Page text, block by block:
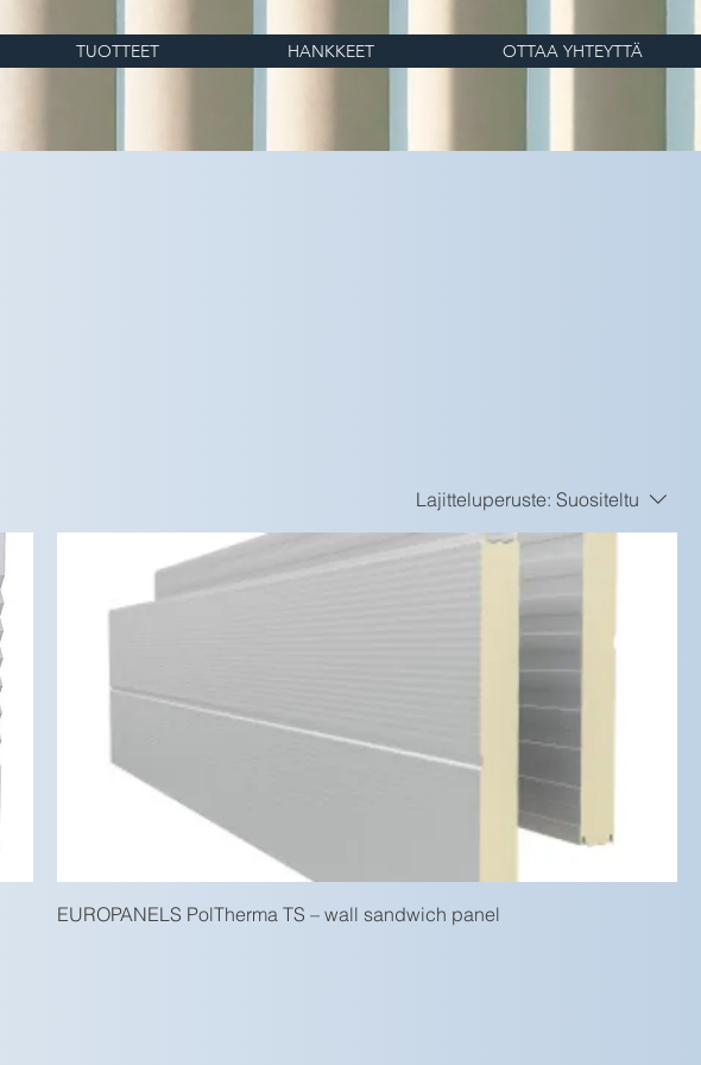
TUOTTEET HANKKEET OTTAA YHTEYTTÄ
Lajitteluperuste: Suositeltu
EUROPANELS PolTherma TS – wall sandwich panel